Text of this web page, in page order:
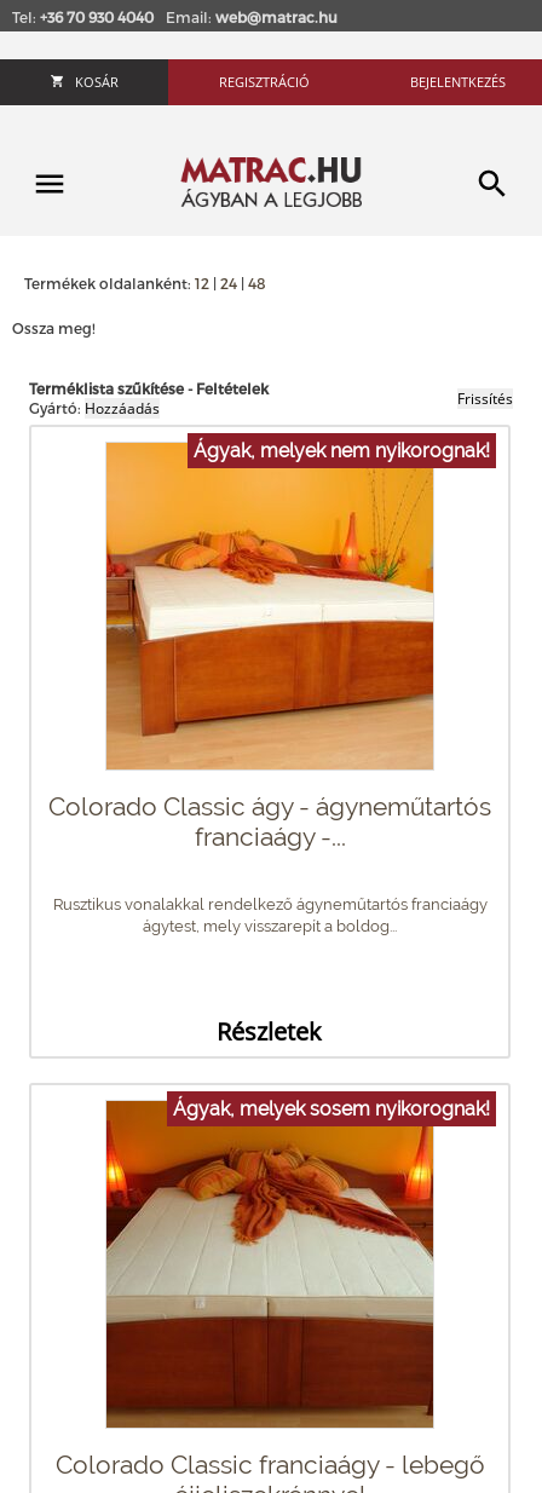
Tel: +36 70 930 4040 Email: web@matrac.hu
KOSÁR REGISZTRÁCIÓ BEJELENTKEZÉS
Termékek oldalanként: 12 | 24 | 48
Ossza meg!
Terméklista szűkítése - Feltételek
Gyártó:
Ágyak, melyek nem nyikorognak!
Colorado Classic ágy - ágyneműtartós
franciaágy -...
Rusztikus vonalakkal rendelkező ágyneműtartós franciaágy
ágytest, mely visszarepít a boldog...
Részletek
Ágyak, melyek sosem nyikorognak!
Colorado Classic franciaágy - lebegő